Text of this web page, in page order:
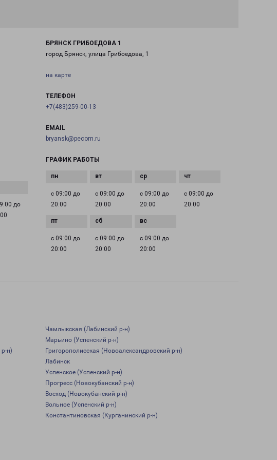
до
БРЯНСК ГРИБОЕДОВА 1
город Брянск, улица Грибоедова, 1
на карте
ТЕЛЕФОН
+7(483)259-00-13
EMAIL
bryansk@pecom.ru
ГРАФИК РАБОТЫ
с 09:00 до
20:00
с 09:00 до
20:00
с 09:00 до
20:00
с 09:00 до
20:00
с 09:00 до
20:00
с 09:00 до
20:00
с 09:00 до
20:00
Чамлыкская (Лабинский р-н)
Марьино (Успенский р-н)
н)
Григорополисская (Новоалександровский р-н)
Лабинск
Успенское (Успенский р-н)
Прогресс (Новокубанский р-н)
Восход (Новокубанский р-н)
Вольное (Успенский р-н)
Константиновская (Курганинский р-н)